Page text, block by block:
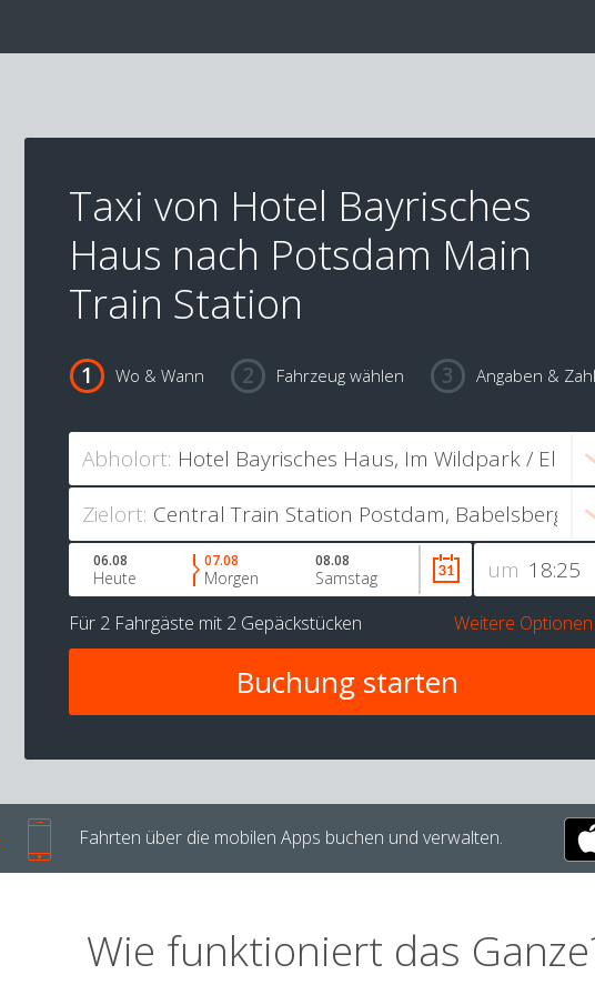
Taxi von Hotel Bayrisches
Haus nach Potsdam Main
Train Station
Wo & Wann Fahrzeug wählen Angaben &
Abholort:
Zielort:
um
06.08
Heute
07.08
Morgen
08.08
Samstag
Für 2 Fahrgäste mit 2 Gepäckstücken Weitere Optionen
Fahrten über die mobilen Apps buchen und verwalten.
Wie funktioniert das